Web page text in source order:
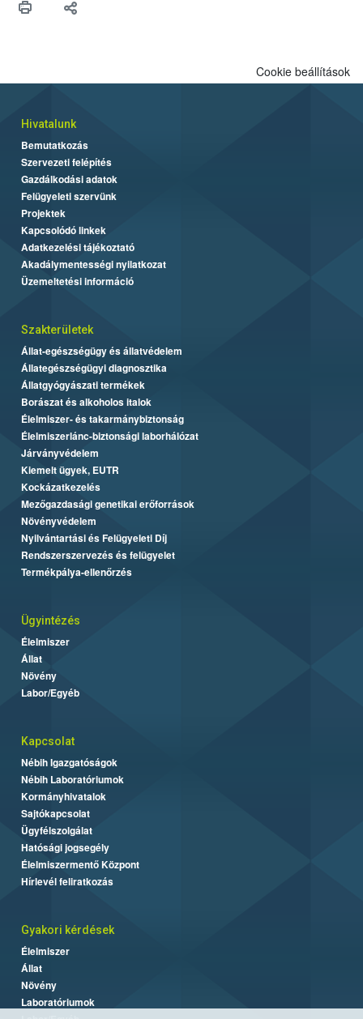
Cookie beállítások
Hivatalunk
Bemutatkozás
Szervezeti felépítés
Gazdálkodási adatok
Felügyeleti szervünk
Projektek
Kapcsolódó linkek
Adatkezelési tájékoztató
Akadálymentességi nyilatkozat
Üzemeltetési információ
Szakterületek
Állat-egészségügy és állatvédelem
Állategészségügyi diagnosztika
Állatgyógyászati termékek
Borászat és alkoholos italok
Élelmiszer- és takarmánybiztonság
Élelmiszerlánc-biztonsági laborhálózat
Járványvédelem
Kiemelt ügyek, EUTR
Kockázatkezelés
Mezőgazdasági genetikai erőforrások
Növényvédelem
Nyilvántartási és Felügyeleti Díj
Rendszerszervezés és felügyelet
Termékpálya-ellenőrzés
Ügyintézés
Élelmiszer
Állat
Növény
Labor/Egyéb
Kapcsolat
Nébih Igazgatóságok
Nébih Laboratóriumok
Kormányhivatalok
Sajtókapcsolat
Ügyfélszolgálat
Hatósági jogsegély
Élelmiszermentő Központ
Hírlevél feliratkozás
Gyakori kérdések
Élelmiszer
Állat
Növény
Laboratóriumok